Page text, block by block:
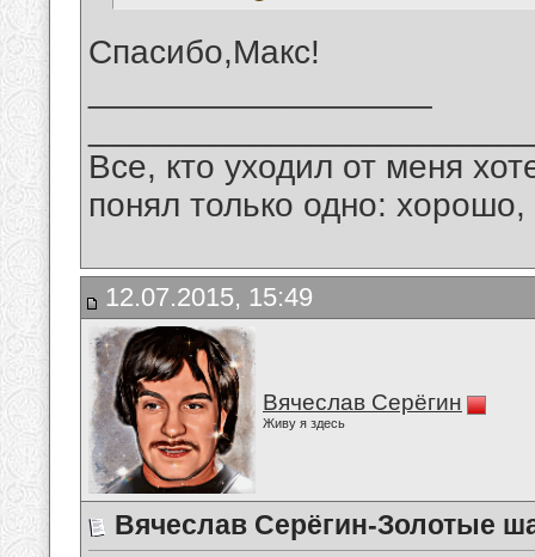
Спасибо,Макс!
Все, кто уходил от меня
понял только одно:
12.07.2015, 15:49
Вячеслав Серёгин
Живу я здесь
Вячеслав Серёгин-Золотые